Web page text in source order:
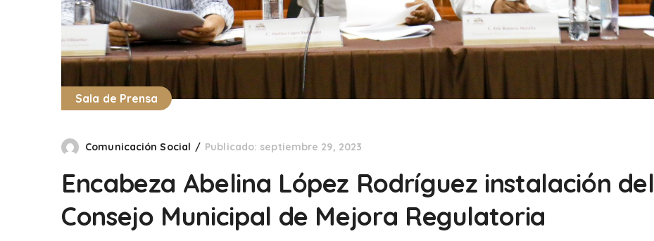
Sala de Prensa
Comunicación Social Publicado: septiembre 29, 2023
Encabeza Abelina López Rodríguez instalación del
Consejo Municipal de Mejora Regulatoria